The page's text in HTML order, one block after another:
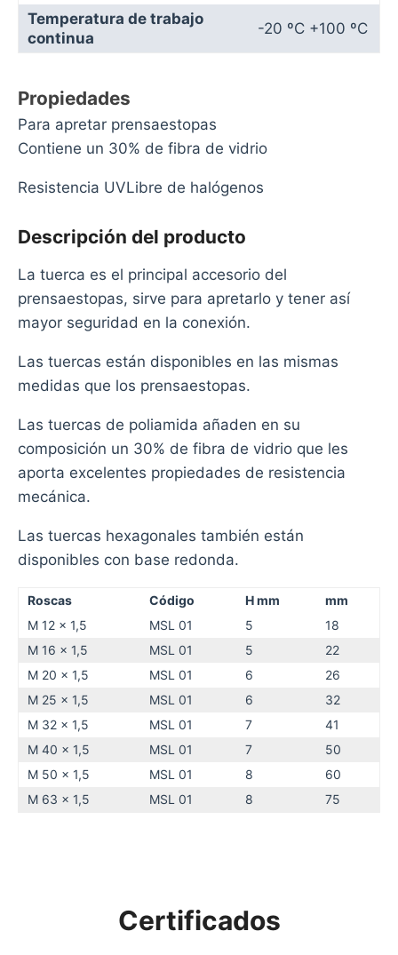
Temperatura de trabajo
continua
-20 ºC +100 ºC
Propiedades
Para apretar prensaestopas
Contiene un 30% de fibra de vidrio
Resistencia UVLibre de halógenos
Descripción del producto
La tuerca es el principal accesorio del
prensaestopas, sirve para apretarlo y tener así
mayor seguridad en la conexión.
Las tuercas están disponibles en las mismas
medidas que los prensaestopas.
Las tuercas de poliamida añaden en su
composición un 30% de fibra de vidrio que les
aporta excelentes propiedades de resistencia
mecánica.
Las tuercas hexagonales también están
disponibles con base redonda.
Roscas Código H mm
mm
M 12 x 1,5
MSL 01 5
18
M 16 x 1,5
MSL 01 5
22
M 20 x 1,5
MSL 01 6
26
M 25 x 1,5
MSL 01 6
32
M 32 x 1,5
MSL 01 7
41
M 40 x 1,5
MSL 01 7
50
M 50 x 1,5
MSL 01 8
60
M 63 x 1,5
MSL 01 8 75
Certificados